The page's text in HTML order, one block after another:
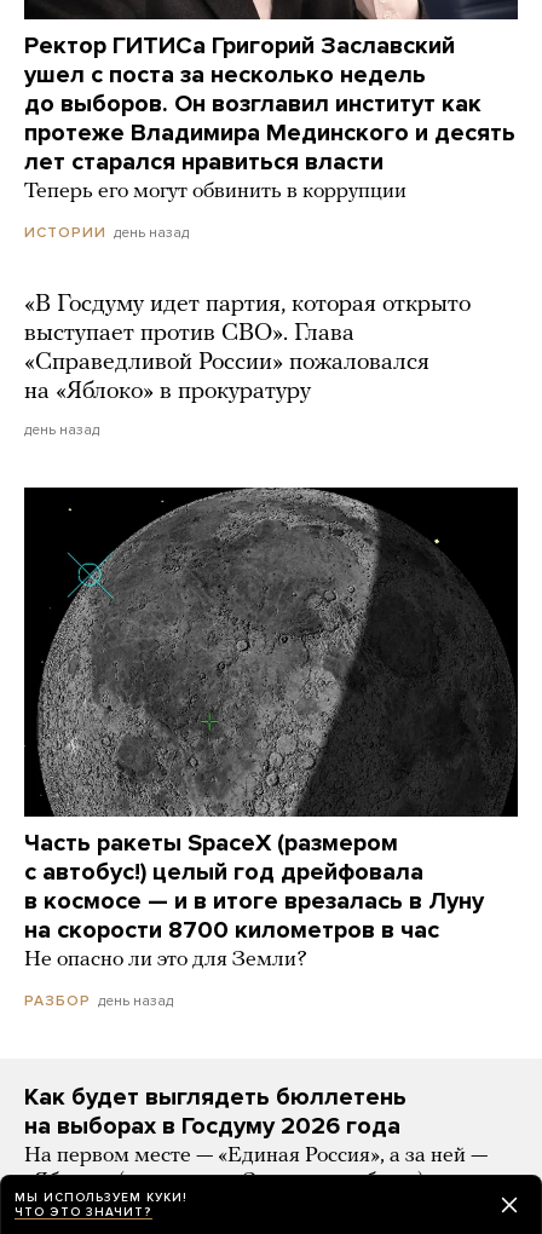
Ректор ГИТИСа Григорий Заславский
ушел с поста за несколько недель
до выборов. Он возглавил институт как
протеже Владимира Мединского и десять
лет старался нравиться власти
Теперь его могут обвинить в коррупции
ИСТОРИИ день назад
«В Госдуму идет партия, которая открыто
выступает против СВО». Глава
«Справедливой России» пожаловался
на «Яблоко» в прокуратуру
день назад
Часть ракеты SpaceX (размером
с автобус!) целый год дрейфовала
в космосе — и в итоге врезалась в Луну
на скорости 8700 километров в час
Не опасно ли это для Земли?
РАЗБОР день назад
Как будет выглядеть бюллетень
на выборах в Госдуму 2026 года
На первом месте — «Единая Россия», а за ней —
«Яблоко» (с лозунгом «За мир и свободу»)
НОВОСТИ день назад
МЫ ИСПОЛЬЗУЕМ КУКИ!
ЧТО ЭТО ЗНАЧИТ?